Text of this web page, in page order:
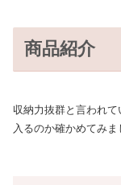
商品紹介
収納力抜群と言われ
入るのか確かめてみま